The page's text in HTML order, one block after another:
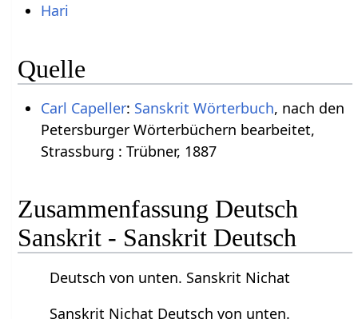
Hari
Quelle
Carl Capeller: Sanskrit Wörterbuch, nach den
Petersburger Wörterbüchern bearbeitet,
Strassburg : Trübner, 1887
Zusammenfassung Deutsch
Sanskrit - Sanskrit Deutsch
Deutsch von unten. Sanskrit Nichat
Sanskrit Nichat Deutsch von unten.